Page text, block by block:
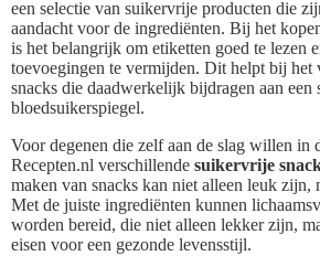
een selectie van suikervrije producten die
aandacht voor de ingrediënten. Bij het
is het belangrijk om etiketten goed te lezen
toevoegingen te vermijden. Dit helpt bij
snacks die daadwerkelijk bijdragen aan een
bloedsuikerspiegel.
Voor degenen die zelf aan de slag willen in
Recepten.nl verschillende suikervrije
maken van snacks kan niet alleen leuk zijn,
Met de juiste ingrediënten kunnen
worden bereid, die niet alleen lekker zijn,
eisen voor een gezonde levensstijl.